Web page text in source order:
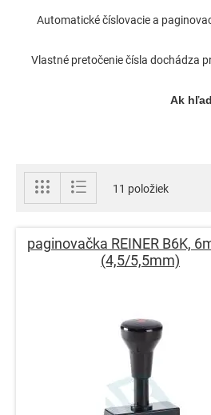
Automatické číslovacie a
Vlastné pretočenie čísla dochádza
Ak
Zobraziť
ako
Mriežka Zoznam
11 položiek
paginovačka REINER B6K,
(4,5/5,5mm)